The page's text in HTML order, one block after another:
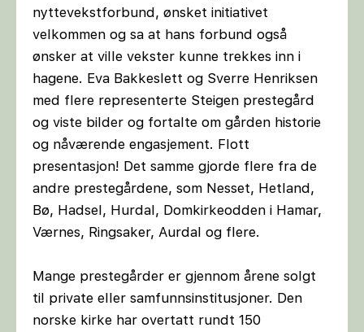
nyttevekstforbund, ønsket initiativet
velkommen og sa at hans forbund også
ønsker at ville vekster kunne trekkes inn i
hagene. Eva Bakkeslett og Sverre Henriksen
med flere representerte Steigen prestegård
og viste bilder og fortalte om gården historie
og nåværende engasjement. Flott
presentasjon! Det samme gjorde flere fra de
andre prestegårdene, som Nesset, Hetland,
Bø, Hadsel, Hurdal, Domkirkeodden i Hamar,
Værnes, Ringsaker, Aurdal og flere.
Mange prestegårder er gjennom årene solgt
til private eller samfunnsinstitusjoner. Den
norske kirke har overtatt rundt 150